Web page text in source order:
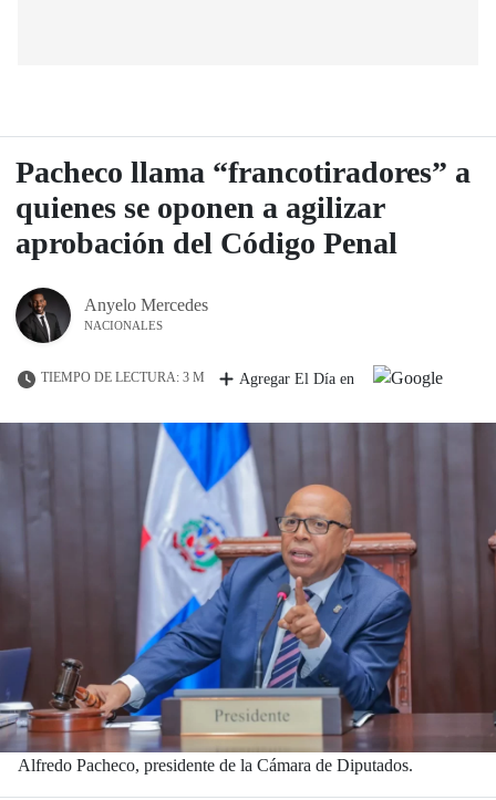
Pacheco llama “francotiradores” a
quienes se oponen a agilizar
aprobación del Código Penal
Anyelo Mercedes
NACIONALES
TIEMPO DE LECTURA: 3 M Agregar El Día en
Alfredo Pacheco, presidente de la Cámara de Diputados.